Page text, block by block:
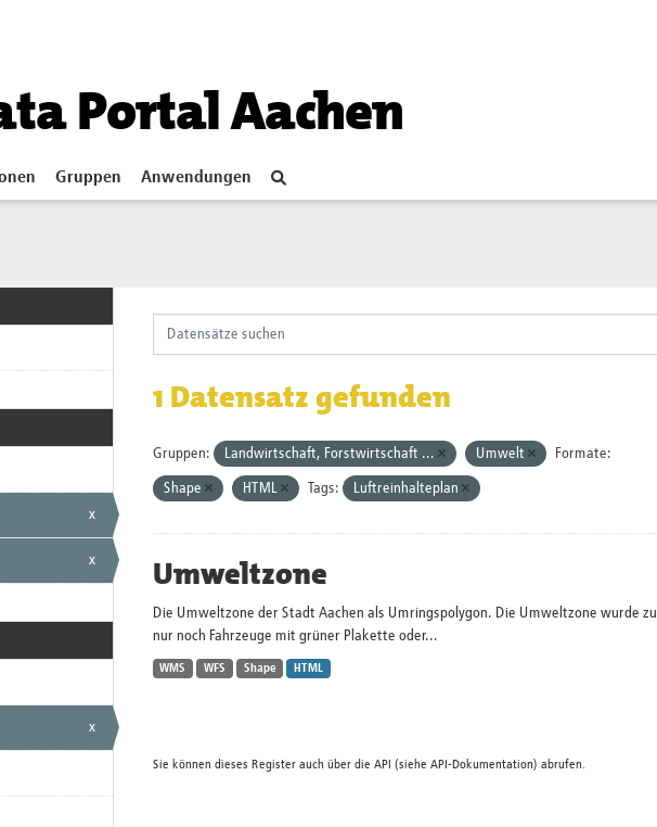
Portal Aachen
Gruppen Anwendungen
x
x
x
1 Datensatz gefunden
Gruppen: Landwirtschaft, Forstwirtschaft ... Umwelt Formate:
Shape HTML Tags: Luftreinhalteplan
Umweltzone
Die Umweltzone der Stadt Aachen als Umringspolygon. Die Umweltzone wurde
nur noch Fahrzeuge mit grüner Plakette oder...
WMS WFS Shape HTML
Sie können dieses Register auch über die API (siehe API-Dokumentation) abrufen.